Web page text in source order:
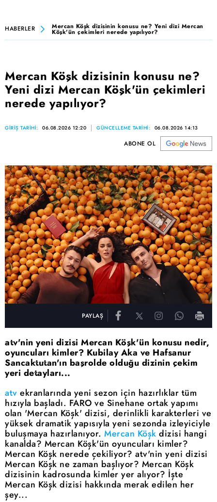
HABERLER Mercan Köşk dizisinin konusu ne? Yeni dizi Mercan
Köşk'ün çekimleri nerede yapılıyor?
Mercan Köşk dizisinin konusu ne?
Yeni dizi Mercan Köşk'ün çekimleri
nerede yapılıyor?
GİRİŞ TARİHİ: 06.08.2026 12:20 GÜNCELLEME TARİHİ: 06.08.2026 14:13
ABONE OL
PAYLAŞ
atv'nin yeni dizisi Mercan Köşk'ün konusu nedir,
oyuncuları kimler? Kubilay Aka ve Hafsanur
Sancaktutan'ın başrolde olduğu dizinin çekim
yeri detayları...
atv ekranlarında yeni sezon için hazırlıklar tüm
hızıyla başladı. FARO ve Sinehane ortak yapımı
olan 'Mercan Köşk' dizisi, derinlikli karakterleri ve
yüksek dramatik yapısıyla yeni sezonda izleyiciyle
buluşmaya hazırlanıyor. Mercan Köşk dizisi hangi
kanalda? Mercan Köşk'ün oyuncuları kimler?
Mercan Köşk nerede çekiliyor? atv'nin yeni dizisi
Mercan Köşk ne zaman başlıyor? Mercan Köşk
dizisinin kadrosunda kimler yer alıyor? İşte
Mercan Köşk dizisi hakkında merak edilen her
şey...